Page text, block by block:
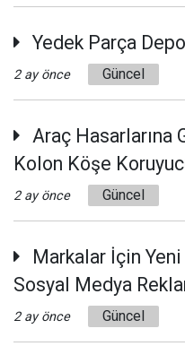
Yedek Parça
2 ay önce Güncel
Araç Hasarlarına
Kolon Köşe
2 ay önce Güncel
Markalar İçin
Sosyal Medya
2 ay önce Güncel